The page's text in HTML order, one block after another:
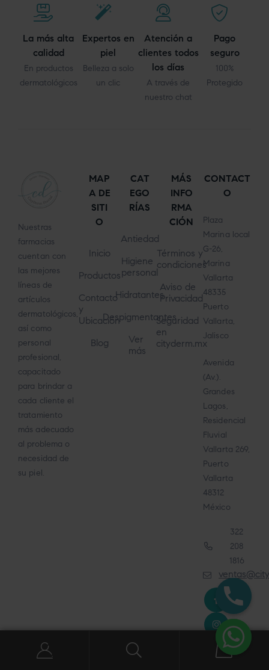
La más alta
calidad
En productos
dermatológicos
Expertos en
piel
Belleza a solo
un clic
Atención a
clientes todos
los días
A través de
nuestro chat
Pago
seguro
100%
Protegido
Nuestras
farmacias
cuentan con
las mejores
líneas de
artículos
dermatológicos,
así como
personal
profesional,
capacitado
para brindar a
cada cliente el
tratamiento
más adecuado
al problema o
necesidad de
su piel.
MAP
A DE
SITI
O
Inicio
Productos
Contacto
y
Ubicación
Blog
CAT
EGO
RÍAS
Antiedad
Higiene
personal
Hidratantes
Despigmentantes
Ver
más
MÁS
INFO
RMA
CIÓN
Términos y
condiciones
Aviso de
Privacidad
Seguridad
en
cityderm.mx
CONTACT
O
Plaza
Marina local
G-26,
Marina
Vallarta
48335
Puerto
Vallarta,
Jalisco
Avenida
(Av.).
Grandes
Lagos,
Residencial
Fluvial
Vallarta 269,
Puerto
Vallarta
48312
México
322
208
1816
0